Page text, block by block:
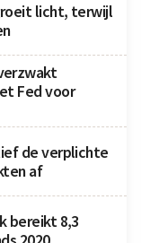
licht, terwijl
Fed voor
de verplichte
af
bereikt 8,3